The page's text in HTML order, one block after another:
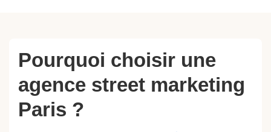
Pourquoi choisir une
agence street marketing
Paris ?